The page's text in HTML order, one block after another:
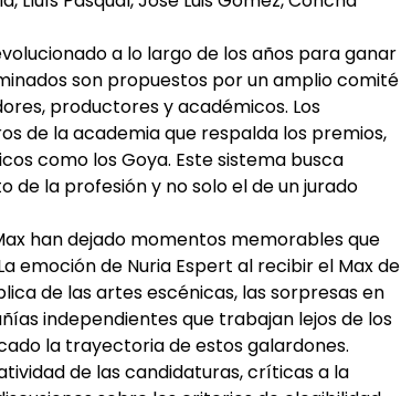
a lo largo de los años para ganar
son propuestos por un amplio comité
productores y académicos. Los
de la academia que respalda los premios,
como los Goya. Este sistema busca
la profesión y no solo el de un jurado
han dejado momentos memorables que
emoción de Nuria Espert al recibir el Max de
de las artes escénicas, las sorpresas en
independientes que trabajan lejos de los
la trayectoria de estos galardones.
de las candidaturas, críticas a la